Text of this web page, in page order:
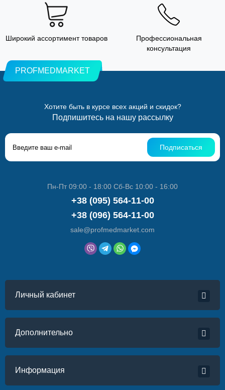
Широкий ассортимент товаров
Профессиональная
консультация
PROFMEDMARKET
Хотите быть в курсе всех акций и скидок?
Подпишитесь на нашу рассылку
Подписаться
Пн-Пт 09:00 - 18:00 Сб-Вс 10:00 - 16:00
+38 (095) 564-11-00
+38 (096) 564-11-00
sale@profmedmarket.com
Личный кабинет
Дополнительно
Информация